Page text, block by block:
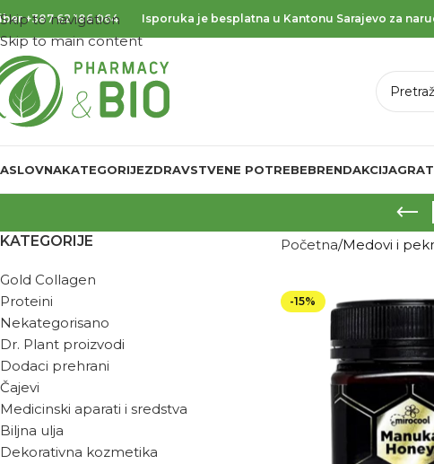
Skip to navigation
Skip to main content
+387 62 186 064 Isporuka je besplatna u Kantonu Sarajevo za
KATEGORIJEZDRAVSTVENE POTREBEBRENDAKCIJA
KATEGORIJE
Gold Collagen
Proteini
Nekategorisano
Dr. Plant proizvodi
Dodaci prehrani
Čajevi
Medicinski aparati i sredstva
Biljna ulja
Dekorativna kozmetika
Početna Medovi i
-15%